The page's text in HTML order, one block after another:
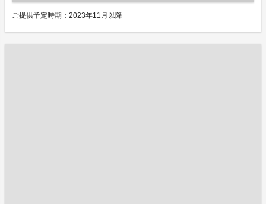
ご提供予定時期：2023年11月以降